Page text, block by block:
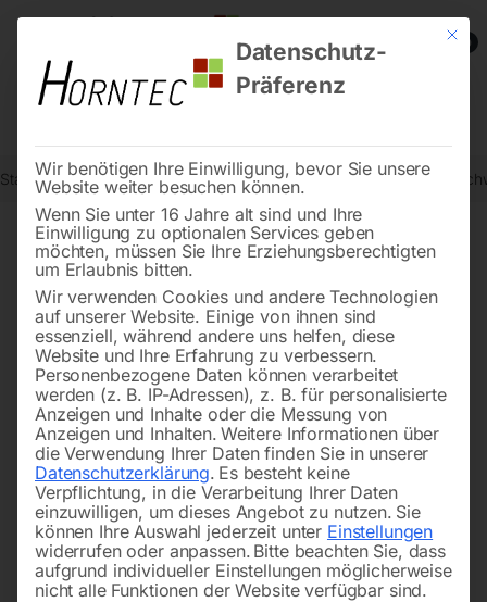
0
Start Schweisstechnologie Arbeitsschutz / Schweißerschutz
Mit
Datenschutz-
Präferenz
Wir benötigen Ihre Einwilligung, bevor Sie unsere
Website weiter besuchen können.
Wenn Sie unter 16 Jahre alt sind und Ihre
Einwilligung zu optionalen Services geben
möchten, müssen Sie Ihre Erziehungsberechtigten
um Erlaubnis bitten.
Wir verwenden Cookies und andere Technologien
auf unserer Website. Einige von ihnen sind
essenziell, während andere uns helfen, diese
Website und Ihre Erfahrung zu verbessern.
Personenbezogene Daten können verarbeitet
werden (z. B. IP-Adressen), z. B. für personalisierte
Anzeigen und Inhalte oder die Messung von
Anzeigen und Inhalten. Weitere Informationen über
die Verwendung Ihrer Daten finden Sie in unserer
Datenschutzerklärung. Es besteht keine
Verpflichtung, in die Verarbeitung Ihrer Daten
einzuwilligen, um dieses Angebot zu nutzen. Sie
können Ihre Auswahl jederzeit unter Einstellungen
widerrufen oder anpassen. Bitte beachten Sie, dass
aufgrund individueller Einstellungen möglicherweise
nicht alle Funktionen der Website verfügbar sind.